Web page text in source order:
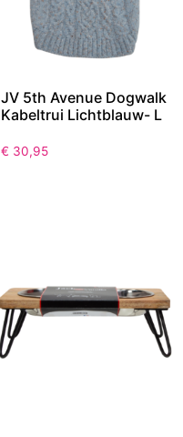
JV 5th Avenue Dogwalk
Kabeltrui Lichtblauw- L
€ 30,95